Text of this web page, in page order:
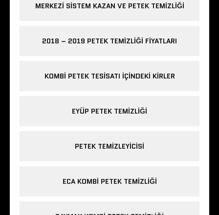
MERKEZI SISTEM KAZAN VE PETEK TEMIZLIĞI
2018 – 2019 PETEK TEMIZLIĞI FIYATLARI
KOMBI PETEK TESISATI IÇINDEKI KIRLER
EYÜP PETEK TEMIZLIĞI
PETEK TEMIZLEYICISI
ECA KOMBI PETEK TEMIZLIĞI